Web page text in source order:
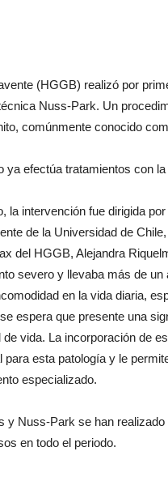
(HGGB) realizó por
Nuss-Park. Un
comúnmente conocido
ya efectúa tratamientos con
la intervención fue dirigida
de la Universidad de
del HGGB, Alejandra
severo y llevaba más de
en la vida diaria,
espera que presente una
vida. La incorporación de
esta patología y le
especializado.
y Nuss-Park se han
en todo el periodo.